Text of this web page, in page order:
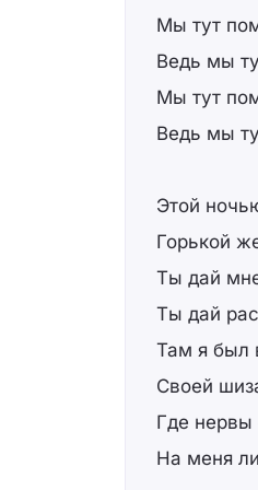
Мы тут
Ведь мы
Мы тут
Ведь мы
Этой
Горькой
Ты дай
Ты дай
Там я был
Своей
Где нервы
На меня